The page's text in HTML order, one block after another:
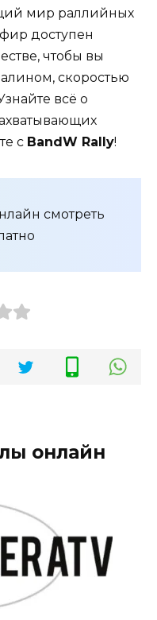
мир раллийных
доступен
чтобы вы
скоростью
всё о
с BandW Rally!
смотреть
онлайн